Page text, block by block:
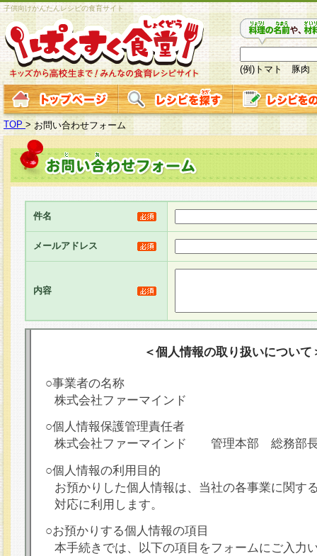
子供向けかんたんレシピの食育サイト
(例)トマト 豚肉
TOP > お問い合わせフォーム
件名
メールアドレス
内容
＜個人情報の取り扱いについて
○事業者の名称
株式会社ファーマインド
○個人情報保護管理責任者
株式会社ファーマインド 管理本部 総務部
○個人情報の利用目的
お預かりした個人情報は、当社の各事業に関す
対応に利用します。
○お預かりする個人情報の項目
本手続きでは、以下の項目をフォームにご入力